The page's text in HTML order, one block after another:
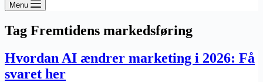
Menu
Tag Fremtidens markedsføring
Hvordan AI ændrer marketing i 2026: Få
svaret her